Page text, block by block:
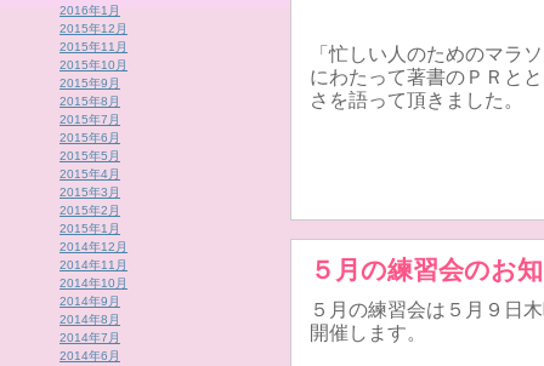
2016年1月
2015年12月
2015年11月
2015年10月
2015年9月
2015年8月
2015年7月
2015年6月
2015年5月
2015年4月
2015年3月
2015年2月
2015年1月
2014年12月
2014年11月
2014年10月
2014年9月
2014年8月
2014年7月
2014年6月
「忙しい人のためのマラ
にわたって著書のＰＲと
さを語って頂きました。
５月の練習会のお
５月の練習会は５月９日
開催します。